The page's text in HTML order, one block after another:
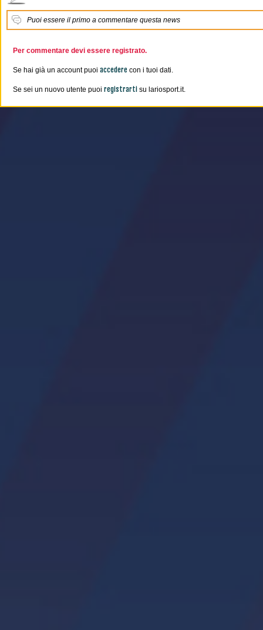
Puoi essere il primo a commentare questa news
Per commentare devi essere registrato.
Se hai già un account puoi accedere con i tuoi dati.
Se sei un nuovo utente puoi registrarti su lariosport.it.